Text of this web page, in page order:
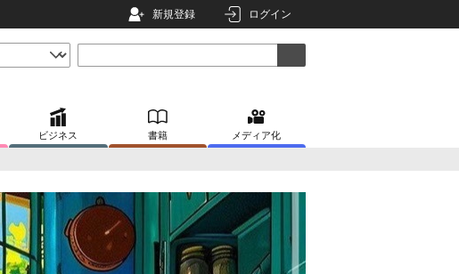
新規登録 ログイン
ビジネス 書籍 メディア化